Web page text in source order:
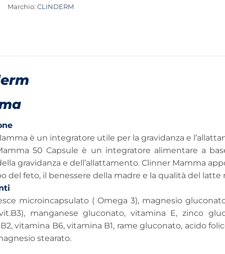
Marchio: CLINDERM
è un integratore utile per la gravidanza e
50 Capsule è un integratore alimentare a
gravidanza e dell’allattamento. Clinner Mamma
del feto, il benessere della madre e la qualità del latte
microincapsulato ( Omega 3), magnesio
manganese gluconato, vitamina E, zinco
vitamina B6, vitamina B1, rame gluconato, acido
stearato.